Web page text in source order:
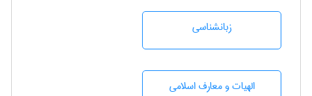
زبانشناسی
الهیات و معارف اسلامی